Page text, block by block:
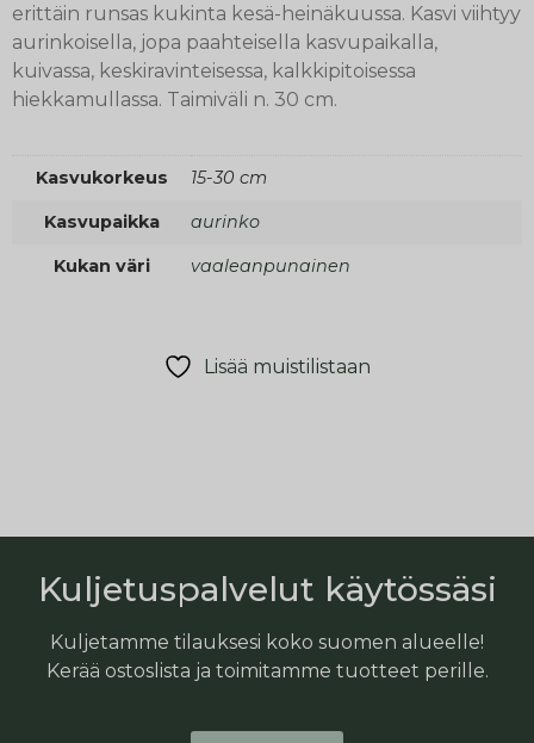
erittäin runsas kukinta kesä-heinäkuussa. Kasvi viihtyy
aurinkoisella, jopa paahteisella kasvupaikalla,
kuivassa, keskiravinteisessa, kalkkipitoisessa
hiekkamullassa. Taimiväli n. 30 cm.
Kasvukorkeus 15-30 cm
Kasvupaikka aurinko
Kukan väri vaaleanpunainen
Lisää muistilistaan
Kuljetuspalvelut käytössäsi
Kuljetamme tilauksesi koko suomen alueelle!
Kerää ostoslista ja toimitamme tuotteet perille.